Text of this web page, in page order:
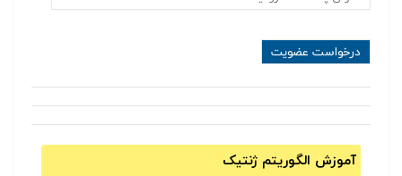
آموزش الگوریتم ژنتیک